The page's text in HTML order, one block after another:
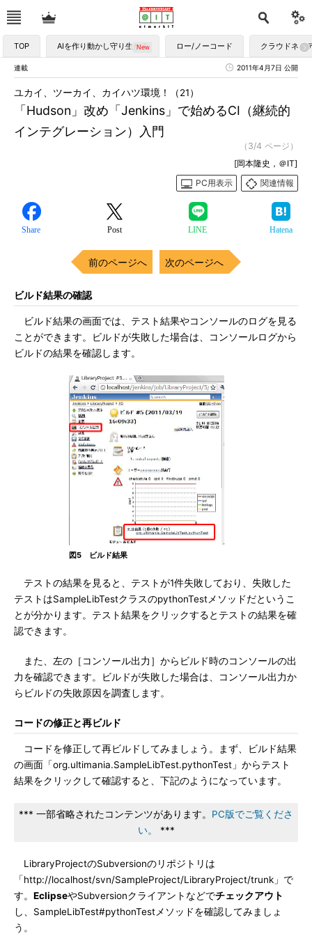
TOP AIを作り動かし守り生かす ロー/ノーコード クラウドネイ
連載 2011年4月7日 公開
「Hudson」改め「Jenkins」で始めるCI（継続的
インテグレーション）入門
ユカイ、ツーカイ、カイハツ環境！（21）
（3/4 ページ）
[岡本隆史，＠IT]
PC用表示
関連情報
Share Post LINE Hatena
前のページへ 次のページへ
ビルド結果の確認
ビルド結果の画面では、テスト結果やコンソールのログを見る
ことができます。ビルドが失敗した場合は、コンソールログから
ビルドの結果を確認します。
図5 ビルド結果
テストの結果を見ると、テストが1件失敗しており、失敗した
テストはSampleLibTestクラスのpythonTestメソッドだというこ
とが分かります。テスト結果をクリックするとテストの結果を確
認できます。
また、左の［コンソール出力］からビルド時のコンソールの出
力を確認できます。ビルドが失敗した場合は、コンソール出力か
らビルドの失敗原因を調査します。
コードの修正と再ビルド
コードを修正して再ビルドしてみましょう。まず、ビルド結果
の画面「org.ultimania.SampleLibTest.pythonTest」からテスト
結果をクリックして確認すると、下記のようになっています。
*** 一部省略されたコンテンツがあります。 PC版でご覧くださ
い。
***
LibraryProjectのSubversionのリポジトリは
「http://localhost/svn/SampleProject/LibraryProject/trunk」で
す。 EclipseやSubversionクライアントなどでチェックアウト
し、SampleLibTest#pythonTestメソッドを確認してみましょ
う。